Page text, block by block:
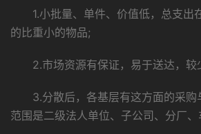
1.小批量、单件、价值低，总支出
的比重小的物品;
2.市场资源有保证，易于送达，较
3.分散后，各基层有这方面的采购
范围是二级法人单位、子公司、分厂、